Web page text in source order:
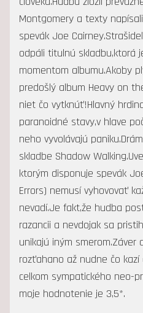
Montgomery a texty
spevák Joe
odpáli titulnú skladbu,ktorá
momentom albumu.Akoby
predošlý album Heavy on
niet čo vytknúť!Hlavný
paranoidné stavy,v hlave
neho vyvolávajú
skladbe Shadow
ktorým disponuje spevák
Errors) nemusí vyhovovať
nevadí.Je fakt,že hudba
razancii a nevdojak sa
unikajú iným smerom.Záver
rozťahano až nudne čo kazí
celkom sympatického neo-
moje hodnotenie je 3,5*.